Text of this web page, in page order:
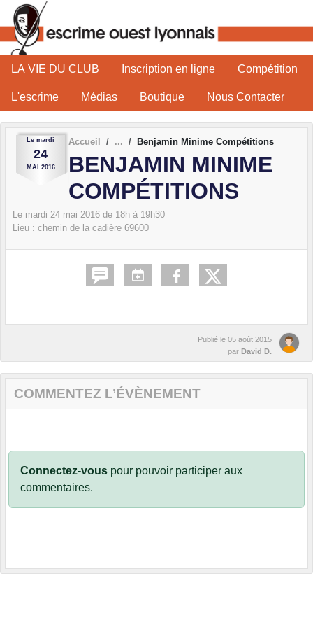
LA VIE DU CLUB Inscription en ligne Compétition
L'escrime Médias Boutique Nous Contacter
Le mardi
24
MAI 2016
Accueil Benjamin Minime Compétitions
BENJAMIN MINIME
COMPÉTITIONS
Le mardi 24 mai 2016 de 18h à 19h30
Lieu : chemin de la cadière 69600
Publié le 05 août 2015
par David D.
COMMENTEZ L’ÉVÈNEMENT
Connectez-vous pour pouvoir participer aux
commentaires.
Panneau de gestion des cookies